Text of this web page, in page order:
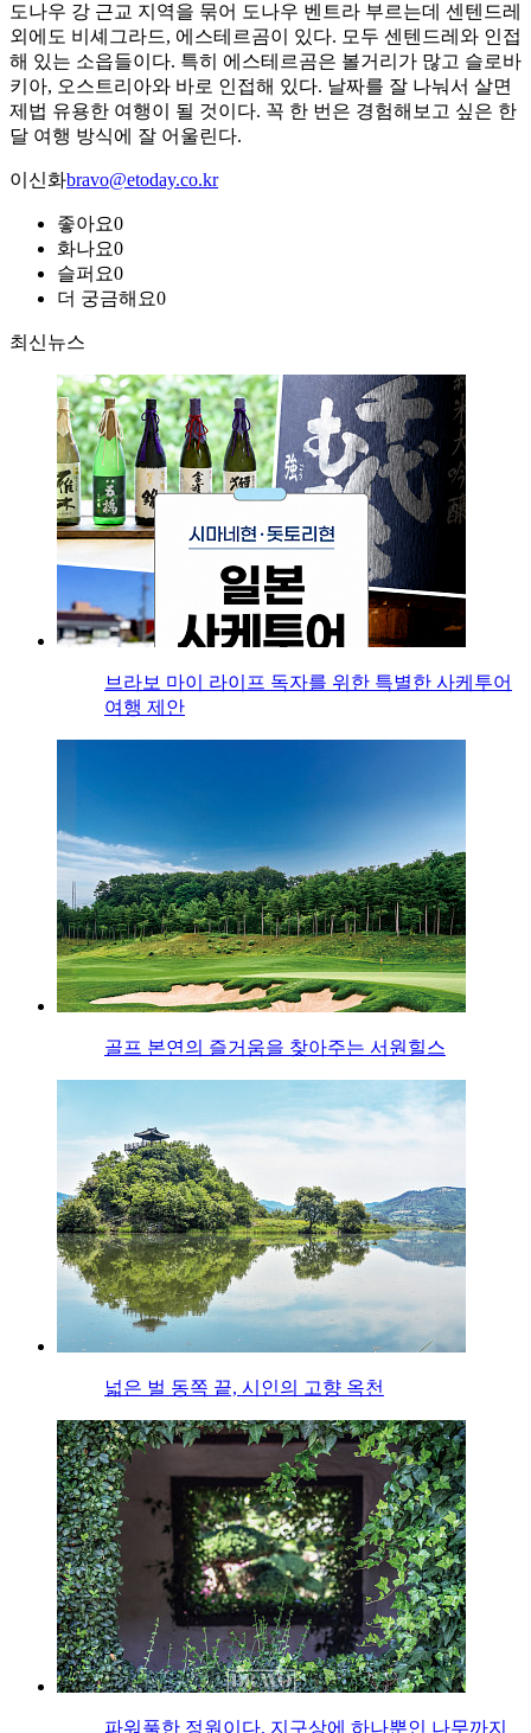
도나우 강 근교 지역을 묶어 도나우 벤트라 부르는데 센텐드레
외에도 비셰그라드, 에스테르곰이 있다. 모두 센텐드레와 인접
해 있는 소읍들이다. 특히 에스테르곰은 볼거리가 많고 슬로바
키아, 오스트리아와 바로 인접해 있다. 날짜를 잘 나눠서 살면
제법 유용한 여행이 될 것이다. 꼭 한 번은 경험해보고 싶은 한
달 여행 방식에 잘 어울린다.
이신화bravo@etoday.co.kr
좋아요0
화나요0
슬퍼요0
더 궁금해요0
최신뉴스
브라보 마이 라이프 독자를 위한 특별한 사케투어
여행 제안
골프 본연의 즐거움을 찾아주는 서원힐스
넓은 벌 동쪽 끝, 시인의 고향 옥천
파워풀한 정원이다, 지구상에 하나뿐인 나무까지